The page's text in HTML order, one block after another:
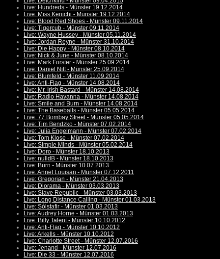
Live: Hundreds - Münster 19.12.2014
Live: Miss Kenichi - Münster 19.12.2014
Live: Blood Red Shoes - Münster 09.11.2014
Live: Tigercub - Münster 09.11.2014
Live: Wayne Hussey - Münster 05.11.2014
Live: Jordan Reyne - Münster 31.10.2014
Live: Die Happy - Münster 08.10.2014
Live: Nick & June - Münster 08.10.2014
Live: Mark Forster - Münster 25.09.2014
Live: Daniel Nitt - Münster 25.09.2014
Live: Blumfeld - Münster 11.09.2014
Live: Anti-Flag - Münster 14.08.2014
Live: Mr. Irish Bastard - Münster 14.08.2014
Live: Radio Havanna - Münster 14.08.2014
Live: Smile and Burn - Münster 14.08.2014
Live: The Baseballs - Münster 05.05.2014
Live: 77 Bombay Street - Münster 05.05.2014
Live: Tim Bendzko - Münster 07.02.2014
Live: Julia Engelmann - Münster 07.02.2014
Live: Tom Klose - Münster 07.02.2014
Live: Simple Minds - Münster 05.02.2014
Live: Doro - Münster 18.10.2013
Live: nulldB - Münster 18.10.2013
Live: Burn - Münster 10.07.2013
Live: Annet Louisan - Münster 07.12.2011
Live: Gregorian - Münster 21.04.2013
Live: Diorama - Münster 03.03.2013
Live: Slave Republic - Münster 03.03.2013
Live: Long Distance Calling - Münster 01.03.2013
Live: Sólstafir - Münster 01.03.2013
Live: Audrey Horne - Münster 01.03.2013
Live: Billy Talent - Münster 10.10.2012
Live: Anti-Flag - Münster 10.10.2012
Live: Arkells - Münster 10.10.2012
Live: Charlotte Street - Münster 12.07.2016
Live: Jenand - Münster 12.07.2016
Live: Die 33 - Münster 12.07.2016